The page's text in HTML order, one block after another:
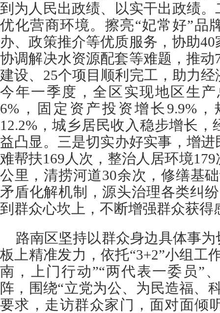
到为人民出政绩、以实干出政绩
优化营商环境。擦亮“妃常好”品
办、政策推介等优质服务，协助
协调解决水资源配套等难题，推
建设、25个项目顺利完工，助力
今年一季度，全区实现地区生产
6%，固定资产投资增长9.9%
12.2%，城乡居民收入稳步增长
益凸显。三是切实办好实事，增
难帮扶169人次，整治人居环境
公里，清捞河道30余次，修缮基
矛盾化解机制，源头治理各类纠
到群众心坎上，不断增强群众获得
路南区坚持以群众身边具体事
板上精准发力，依托“3+2”小组工
南，上门行动”“两代表一委员”
阵，围绕“立党为公、为民造福、
要求，走访群众家门，面对面倾